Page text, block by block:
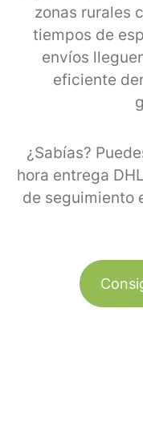
zonas rurales
tiempos de
envíos
eficiente
¿Sabías?
hora entrega
de seguimiento